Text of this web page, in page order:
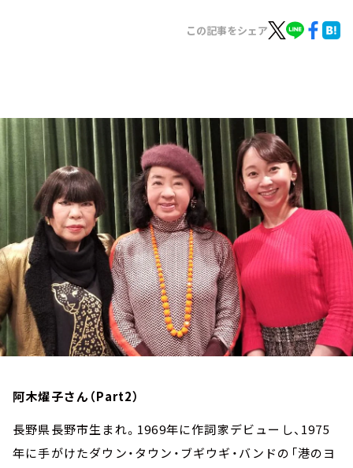
お知らせ
イベント・グッズ
YouTube
会社情報
この記事をシェア
阿木燿子さん（Part2）
長野県長野市生まれ。1969年に作詞家デビューし、1975
年に手がけたダウン・タウン・ブギウギ・バンドの「港のヨ